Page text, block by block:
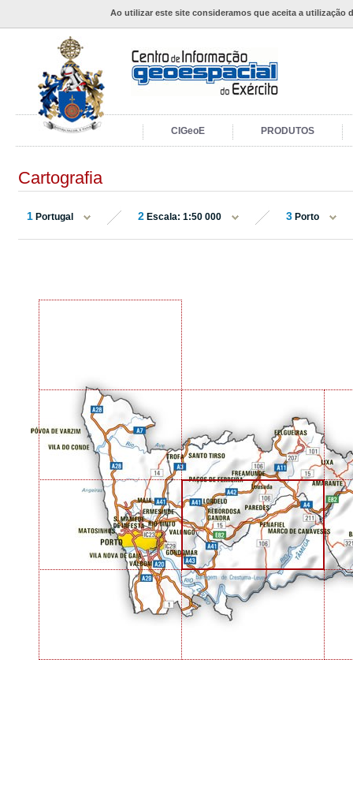
Ao utilizar este site consideramos que aceita a utilização
CIGeoE PRODUTOS
Cartografia
1 Portugal 2 Escala: 1:50 000 3 Porto